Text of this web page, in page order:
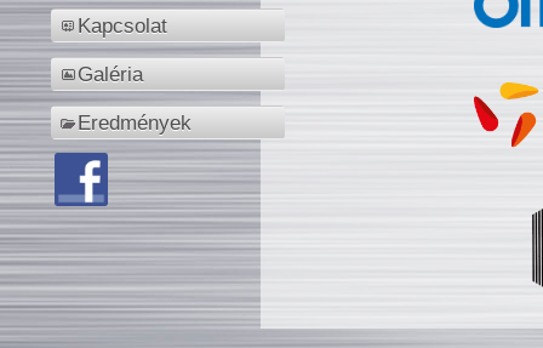
Kapcsolat
Galéria
Eredmények